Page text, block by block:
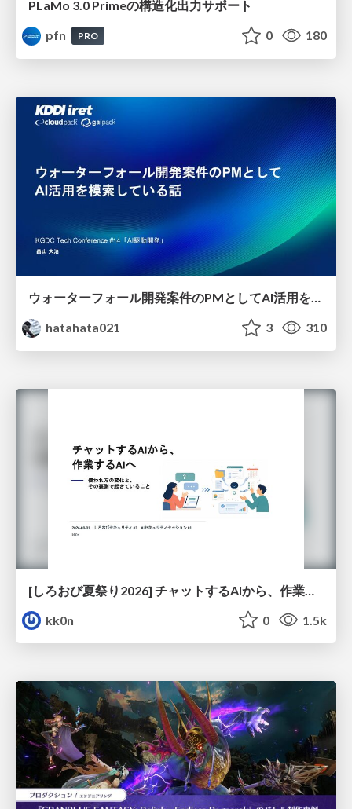
PLaMo 3.0 Primeの構造化出力サポート
pfn
PRO 0 180
ウォーターフォール開発案件のPMとしてAI活用を模索している話
hatahata021
3 310
kk0n
0 1.5k